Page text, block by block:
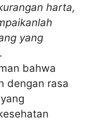
harta,
yang
bahwa
dengan rasa